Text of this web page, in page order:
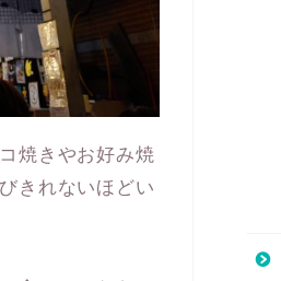
焼きやお好み焼
きれないほどい